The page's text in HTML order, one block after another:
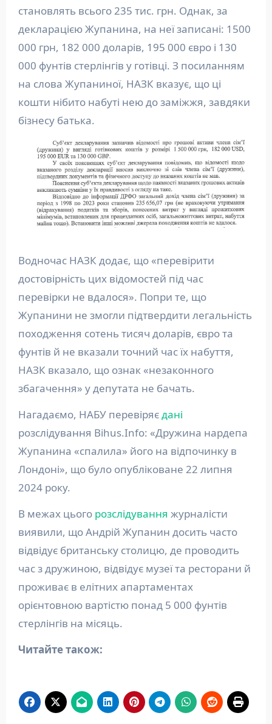
становлять всього 235 тис. грн. Однак, за
декларацією Жупанина, на неї записані: 1500
000 грн, 182 000 доларів, 195 000 євро і 130
000 фунтів стерлінгів у готівці. З посиланням
на слова Жупаниної, НАЗК вказує, що ці
кошти нібито набуті нею до заміжжя, завдяки
бізнесу батька.
Водночас НАЗК додає, що «перевірити
достовірність цих відомостей під час
перевірки не вдалося». Попри те, що
Жупанини не змогли підтвердити легальність
походження сотень тисяч доларів, євро та
фунтів й не вказали точний час їх набуття,
НАЗК вказало, що ознак «незаконного
збагачення» у депутата не бачать.
Нагадаємо, НАБУ перевіряєдані
розслідування Bihus.Info: «Дружина нардепа
Жупанина «спалила» його на відпочинку в
Лондоні», що було опубліковане 22 липня
2024 року.
В межах цього розслідування журналісти
виявили, що Андрій Жупанин досить часто
відвідує британську столицю, де проводить
час з дружиною, відвідує музеї та ресторани й
проживає в елітних апартаментах
орієнтовною вартістю понад 5 000 фунтів
стерлінгів на місяць.
Читайте також: